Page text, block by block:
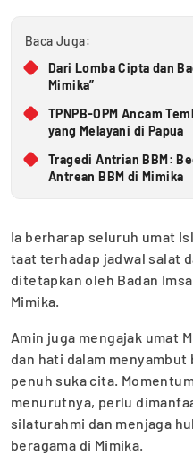
Baca Juga:
Dari Lomba Cipta dan
Mimika”
TPNPB-OPM Ancam
yang Melayani di Papua
Tragedi Antrian BBM:
Antrean BBM di Mimika
Ia berharap seluruh umat
taat terhadap jadwal salat
ditetapkan oleh Badan
Mimika.
Amin juga mengajak umat
dan hati dalam menyambut
penuh suka cita.
menurutnya, perlu
silaturahmi dan menjaga
beragama di Mimika.